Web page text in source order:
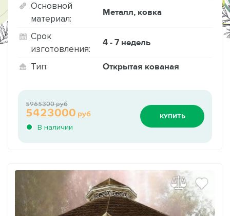
Основной
материал:
Металл, ковка
Срок
изготовления:
4 - 7 недель
Тип: Открытая кованая
В наличии
5423000 руб
5965300 руб
КУПИТЬ